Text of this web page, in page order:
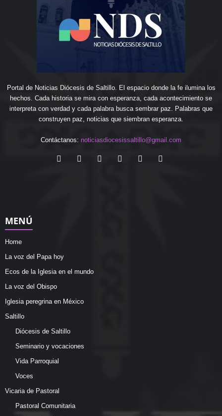
Portal de Noticias Diócesis de Saltillo. El espacio donde la fe ilumina los
hechos. Cada historia se mira con esperanza, cada acontecimiento se
interpreta con verdad y cada palabra busca sembrar paz. Palabras que
construyen paz, noticias que siembran esperanza.
Contáctanos: noticiasdiocesissaltillo@gmail.com
MENÚ
Home
La voz del Papa hoy
Ecos de la Iglesia en el mundo
La voz del Obispo
Iglesia peregrina en México
Saltillo
Diócesis de Saltillo
Seminario y vocaciones
Vida Parroquial
Voces
Vicaria de Pastoral
Pastoral Comunitaria